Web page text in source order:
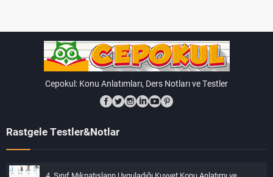
Cepokul: Konu Anlatımları, Ders Notları ve Testler
Rastgele Testler&Notlar